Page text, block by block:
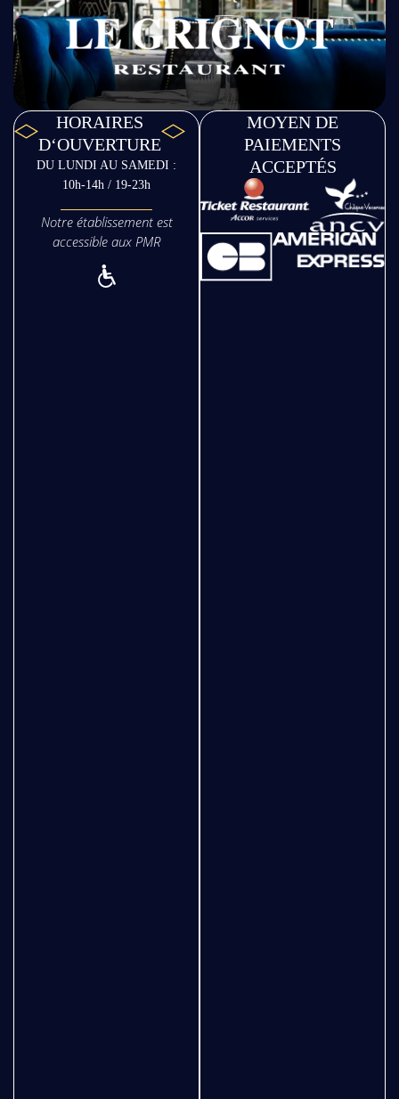
HORAIRES
D‘OUVERTURE
DU LUNDI AU SAMEDI :
10h-14h / 19-23h
Notre établissement est
accessible aux PMR
MOYEN DE
PAIEMENTS
ACCEPTÉS